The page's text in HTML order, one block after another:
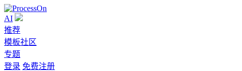
AI
推荐
模板社区
专题
登录 免费注册